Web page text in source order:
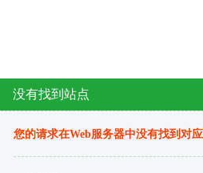
没有找到站点
您的请求在Web服务器中没有找到对